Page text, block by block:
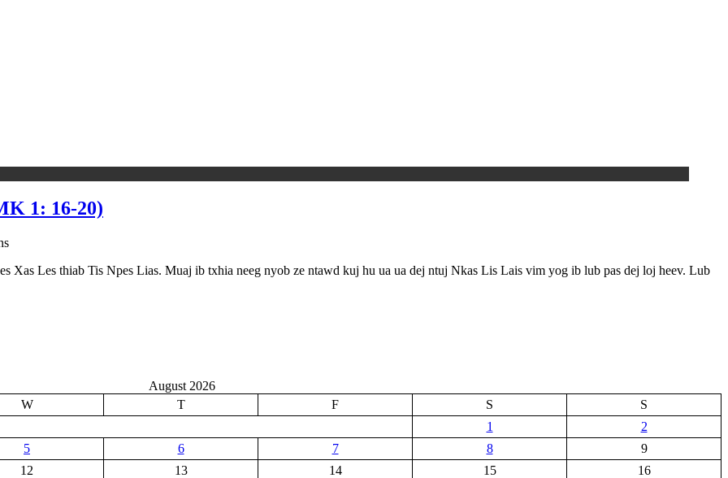
1: 16-20)
Xas Les thiab Tis Npes Lias. Muaj ib txhia neeg nyob ze ntawd kuj hu ua ua dej ntuj Nkas Lis Lais vim yog ib lub pas dej loj heev. Lub
August 2026
W
T F S
S
1
2
5
6 7 8
9
12
13 14 15
16